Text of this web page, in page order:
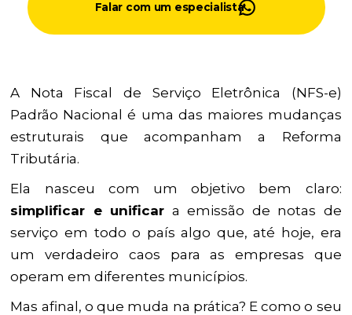
Falar com um especialista
A Nota Fiscal de Serviço Eletrônica (NFS-e)
Padrão Nacional é uma das maiores mudanças
estruturais que acompanham a Reforma
Tributária.
Ela nasceu com um objetivo bem claro:
simplificar e unificar a emissão de notas de
serviço em todo o país algo que, até hoje, era
um verdadeiro caos para as empresas que
operam em diferentes municípios.
Mas afinal, o que muda na prática? E como o seu